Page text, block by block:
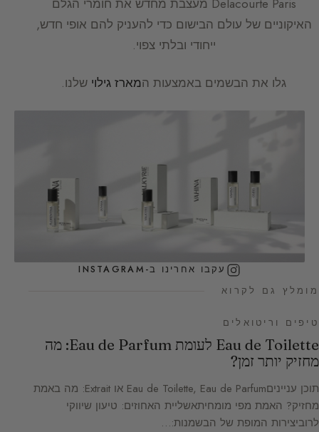
Delacourte Paris מעצבת מחדש את חומרי הגלם
האיקוניים של עולם הבישום כדי להעניק להם אופי חדש,
ייחודי ובלתי צפוי.
גלו את הבשמים באמצעות המארז גילוי שלנו.
עקבו אחרינו ב-INSTAGRAM
מומלץ גם לקרוא
טיפים וריטואלים
Eau de Toilette לעומת Eau de Parfum: מה
מחזיק יותר זמן?
תוכן ענייניםEau de Toilette, Eau de Parfum או Extrait: מה באמת
מחזיק? האמת מפי מומחיתאשליית האחוזים: טיעון שיווקי
לרוביצירות המופת של הבשמנות:…